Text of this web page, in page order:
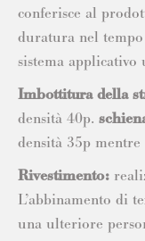
conferisce al
duratura nel
sistema
Imbottitura della
densità 40p.
densità 35p mentre
Rivestimento:
L’abbinamento di
una ulteriore